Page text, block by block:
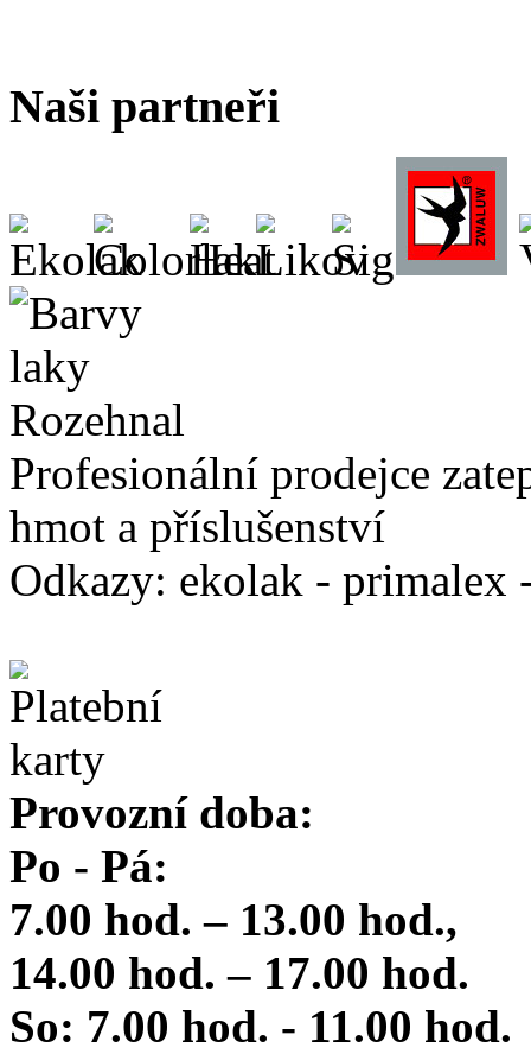
Naši partneři
Profesionální prodejce
hmot a příslušenství
Odkazy: ekolak - primalex
Provozní doba:
Po - Pá:
7.00 hod. – 13.00 hod.,
14.00 hod. – 17.00 hod.
So: 7.00 hod. - 11.00 hod.